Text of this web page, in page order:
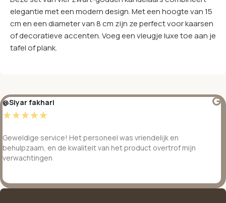
elegantie met een modern design. Met een hoogte van 15
cm en een diameter van 8 cm zijn ze perfect voor kaarsen
of decoratieve accenten. Voeg een vleugje luxe toe aan je
tafel of plank.
@Siyar fakhari
☆☆☆☆☆
Geweldige service! Het personeel was vriendelijk en
behulpzaam, en de kwaliteit van het product overtrof mijn
verwachtingen